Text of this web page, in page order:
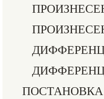
ПОСТАНОВКА